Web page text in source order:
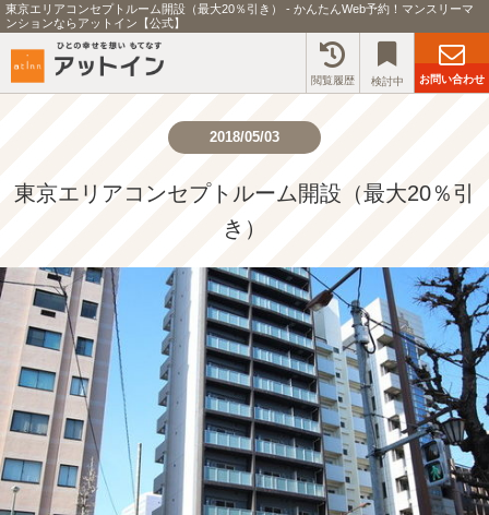
東京エリアコンセプトルーム開設（最大20％引き） - かんたんWeb予約！マンスリーマ
ンションならアットイン【公式】
閲覧履歴 検討中 お問い合わせ
2018/05/03
東京エリアコンセプトルーム開設（最大20％引
き）